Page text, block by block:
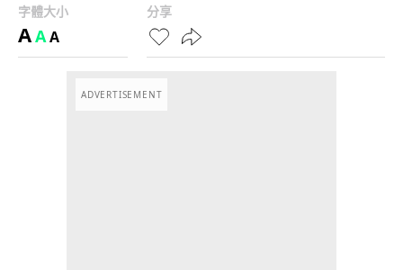
字體大小
AAA
分享
ADVERTISEMENT